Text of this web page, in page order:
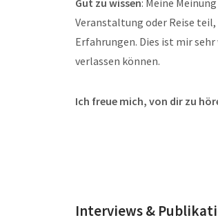
Veranstaltung oder Reise
Erfahrungen. Dies ist mir
verlassen können.
Ich freue mich, von dir zu
Interviews &